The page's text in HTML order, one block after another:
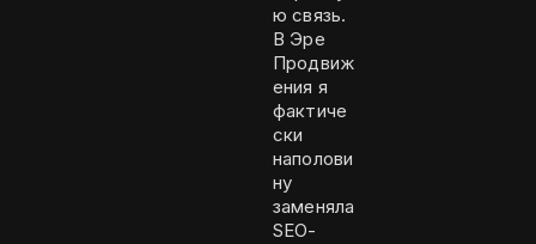
ю связь.
В Эре
Продвиж
ения я
фактиче
ски
наполови
ну
заменяла
SEO-